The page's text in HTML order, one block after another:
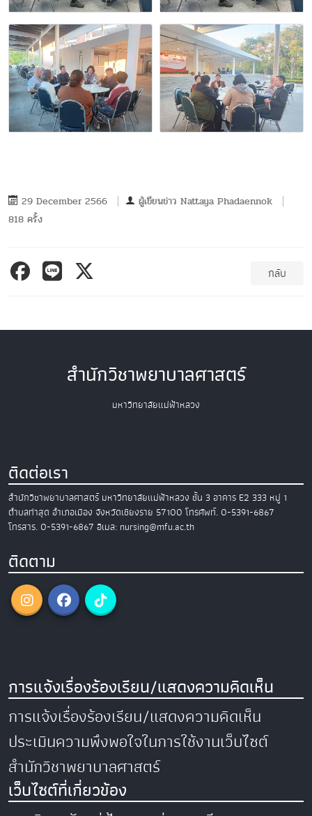
29 December 2566 ผู้เขียนข่าว Nattaya Phadaennok
818 ครั้ง
กลับ
สำนักวิชาพยาบาลศาสตร์
มหาวิทยาลัยแม่ฟ้าหลวง
ติดต่อเรา
สำนักวิชาพยาบาลศาสตร์ มหาวิทยาลัยแม่ฟ้าหลวง ชั้น 3 อาคาร E2 333 หมู่ 1
ตำบลท่าสุด อำเภอเมือง จังหวัดเชียงราย 57100 โทรศัพท์. 0-5391-6867
โทรสาร. 0-5391-6867 อีเมล: nursing@mfu.ac.th
ติดตาม
การแจ้งเรื่องร้องเรียน/แสดงความคิดเห็น
การแจ้งเรื่องร้องเรียน/แสดงความคิดเห็น
ประเมินความพึงพอใจในการใช้งานเว็บไซต์
สำนักวิชาพยาบาลศาสตร์
เว็บไซต์ที่เกี่ยวข้อง